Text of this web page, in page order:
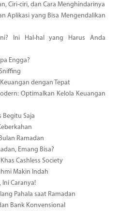
Ciri-ciri, dan Cara Menghindarinya
Aplikasi yang Bisa Mengendalikan
Ini Hal-hal yang Harus Anda
Engga?
dengan Tepat
Optimalkan Kelola Keuangan
Begitu Saja
Ramadan
Emang Bisa?
Cashless Society
Makin Indah
Caranya!
Pahala saat Ramadan
Bank Konvensional